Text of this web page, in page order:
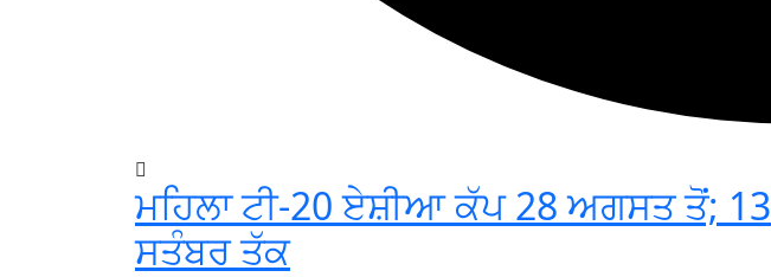
ਮਹਿਲਾ ਟੀ-20 ਏਸ਼ੀਆ ਕੱਪ 28 ਅਗਸਤ ਤੋਂ; 13
ਸਤੰਬਰ ਤੱਕ